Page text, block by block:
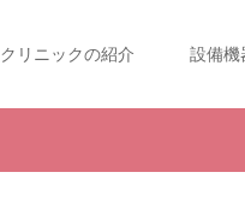
クリニックの紹介 設備機